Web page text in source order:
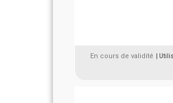
En cours de validité |